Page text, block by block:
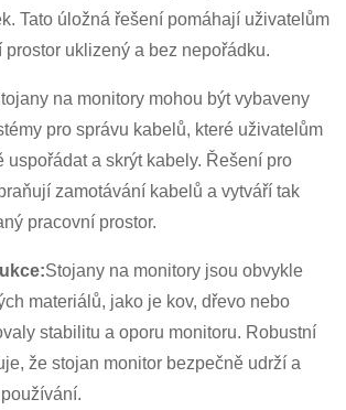
Tato úložná řešení pomáhají uživatelům
prostor uklizený a bez nepořádku.
na monitory mohou být vybaveny
pro správu kabelů, které uživatelům
uspořádat a skrýt kabely. Řešení pro
zamotávání kabelů a vytváří tak
pracovní prostor.
Stojany na monitory jsou obvykle
materiálů, jako je kov, dřevo nebo
stabilitu a oporu monitoru. Robustní
že stojan monitor bezpečně udrží a